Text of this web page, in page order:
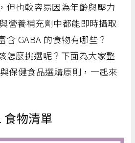
但也較容易因為年齡與壓力
營養補充劑中都能即時攝取
含 GABA 的食物有哪些？
怎麼挑選呢？下面為大家整
保健食品選購原則，一起來
食物清單